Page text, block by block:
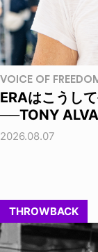
VOICE OF
ERAはこうし
──TONY
2026.08.07
THROWBACK